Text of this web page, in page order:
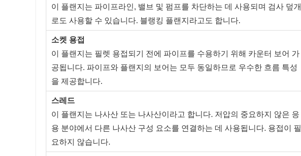
이 플랜지는 파이프라인, 밸브 및 펌프를 차단하는 데 사용되며 검사 덮개
로도 사용할 수 있습니다. 블랭킹 플랜지라고도 합니다.
소켓 용접
이 플랜지는 필렛 용접되기 전에 파이프를 수용하기 위해 카운터 보어 가
공됩니다. 파이프와 플랜지의 보어는 모두 동일하므로 우수한 흐름 특성
을 제공합니다.
스레드
이 플랜지는 나사산 또는 나사산이라고 합니다. 저압의 중요하지 않은 응
용 분야에서 다른 나사산 구성 요소를 연결하는 데 사용됩니다. 용접이 필
요하지 않습니다.